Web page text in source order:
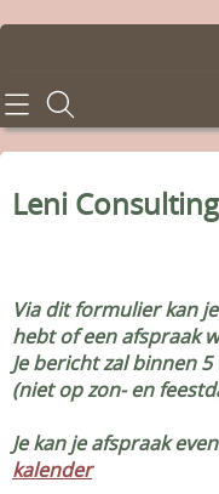
Home
Info en voorwaarden
Contact - Afspraken
Gastenboek
Leni
Via dit formulier kan
hebt of een afspraak
Je bericht zal binnen
(niet op zon- en
Je kan je afspraak
kalender